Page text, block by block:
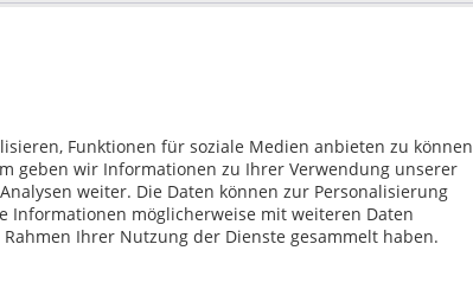
Ab 75 € versandkostenfrei *
Funktionen für soziale Medien anbieten zu können
geben wir Informationen zu Ihrer Verwendung unserer
weiter. Die Daten können zur Personalisierung
Informationen möglicherweise mit weiteren Daten
Ihrer Nutzung der Dienste gesammelt haben.